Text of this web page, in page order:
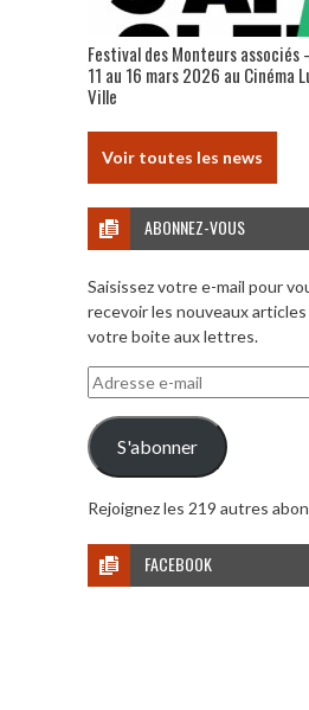
Festival des Monteurs
11 au 16 mars 2026 au Cinéma
Ville
Voir toutes les news
ABONNEZ-VOUS
Saisissez votre e-mail pour
recevoir les nouveaux
votre boite aux lettres.
Adresse
e-
mail
S'abonner
Rejoignez les 219 autres
FACEBOOK